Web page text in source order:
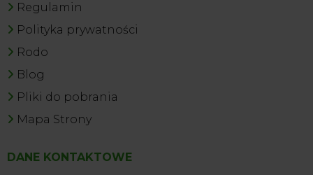
Regulamin
Polityka prywatności
Rodo
Blog
Pliki do pobrania
Mapa Strony
DANE KONTAKTOWE